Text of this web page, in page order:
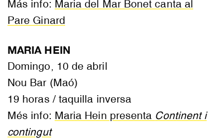
Más info: Maria del Mar Bonet canta al
Pare Ginard
MARIA HEIN
Domingo, 10 de abril
Nou Bar (Maó)
19 horas / taquilla inversa
Més info: Maria Hein presenta Continent i
contingut